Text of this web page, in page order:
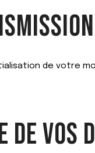
de votre
DE VOS